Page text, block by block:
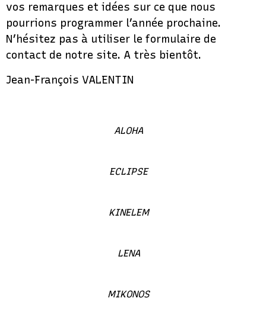
vos remarques et idées sur ce que nous
pourrions programmer l’année prochaine.
N’hésitez pas à utiliser le formulaire de
contact de notre site. A très bientôt.
Jean-François VALENTIN
ALOHA
ECLIPSE
KINELEM
LENA
MIKONOS